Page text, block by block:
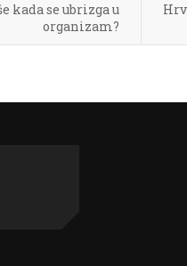
kada se ubrizga u
organizam?